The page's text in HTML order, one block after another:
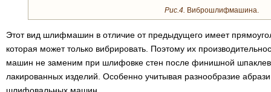
Рис.4. Виброшлифмашина.
Этот вид шлифмашин в отличие от предыдущего имеет
которая может только вибрировать. Поэтому их
машин не заменим при шлифовке стен после финишной
лакированных изделий. Особенно учитывая разнообразие